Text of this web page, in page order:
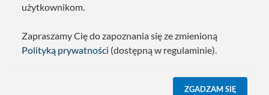
użytkownikom.
Zapraszamy Cię do zapoznania się ze zmienioną
Polityką prywatności (dostępną w regulaminie).
ZGADZAM SIĘ